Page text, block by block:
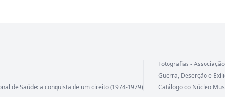
de Saúde: a conquista de um direito (1974-1979)
Fotografias -
Guerra, Deserção e
Catálogo do Núcleo